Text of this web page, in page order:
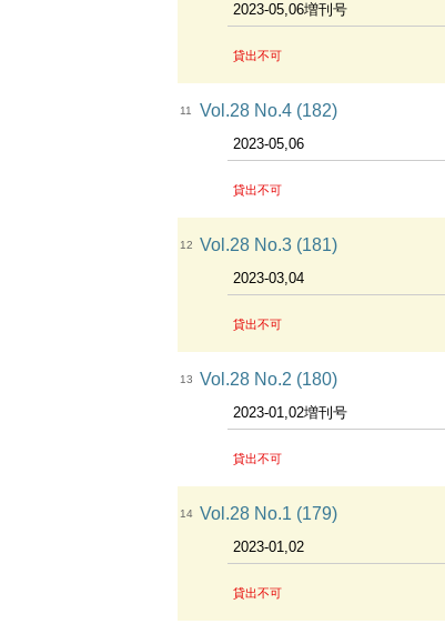
2023-05,06増刊号
貸出不可
11 Vol.28 No.4 (182)
2023-05,06
貸出不可
12 Vol.28 No.3 (181)
2023-03,04
貸出不可
13 Vol.28 No.2 (180)
2023-01,02増刊号
貸出不可
14 Vol.28 No.1 (179)
2023-01,02
貸出不可